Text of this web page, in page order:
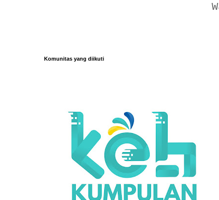
Komunitas yang diikuti